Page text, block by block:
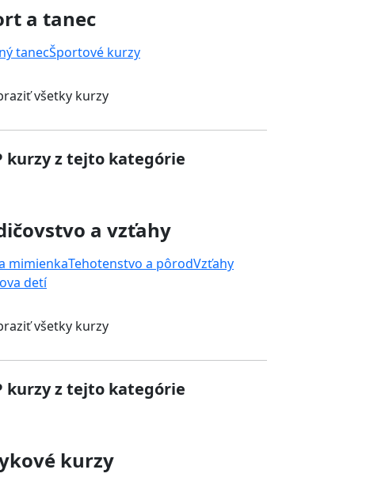
a tanec
tanecŠportové kurzy
všetky kurzy
kurzy z tejto kategórie
a vzťahy
mimienkaTehotenstvo a pôrodVzťahy
detí
všetky kurzy
kurzy z tejto kategórie
kurzy